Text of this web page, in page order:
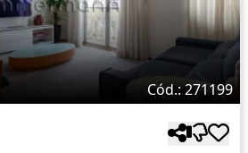
Cód.: 271199